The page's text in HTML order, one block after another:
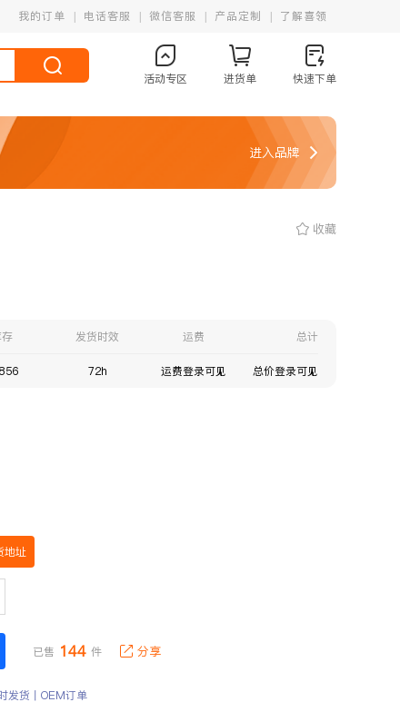
我的订单 电话客服 微信客服 产品定制 了解喜领
活动专区 进货单 快速下单
进入品牌
收藏
发货时效 运费 总计
72h 运费登录可见 总价登录可见
地址
已售 144 件 分享
发货丨OEM订单